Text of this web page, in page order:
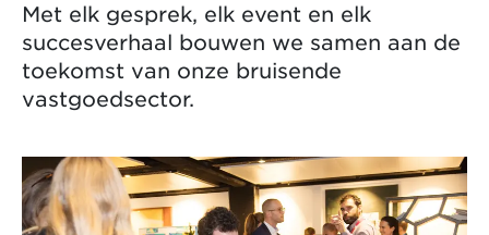
Met elk gesprek, elk event en elk
succesverhaal bouwen we samen aan de
toekomst van onze bruisende
vastgoedsector.